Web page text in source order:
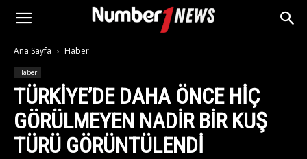
Ana Sayfa Haber
Haber
TÜRKIYE’DE DAHA ÖNCE HIÇ
GÖRÜLMEYEN NADIR BIR KUŞ
TÜRÜ GÖRÜNTÜLENDI